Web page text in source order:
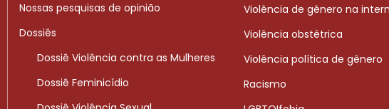
Nossas pesquisas de opinião
Dossiês
Dossiê Violência contra as Mulheres
Dossiê Feminicídio
Violência de gênero na
Violência obstétrica
Violência política de gênero
Racismo